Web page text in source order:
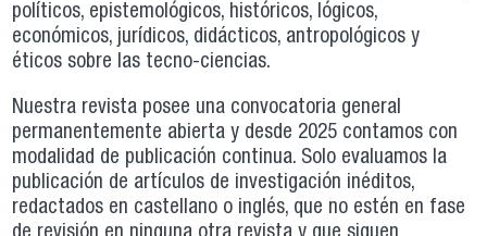
políticos, epistemológicos, históricos, lógicos,
económicos, jurídicos, didácticos, antropológicos y
éticos sobre las tecno-ciencias.
Nuestra revista posee una convocatoria general
permanentemente abierta y desde 2025 contamos con
modalidad de publicación continua. Solo evaluamos la
publicación de artículos de investigación inéditos,
redactados en castellano o inglés, que no estén en fase